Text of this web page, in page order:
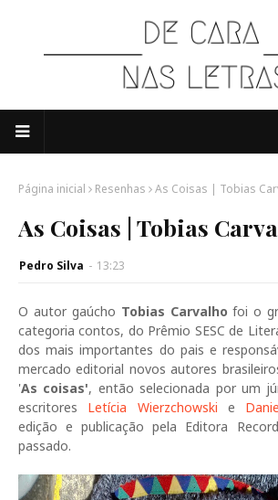
Página inicial Resenhas As Coisas | Tobias
As Coisas | Tobias
Pedro Silva - 13:23
O autor gaúcho Tobias Carvalho foi o
categoria contos, do Prêmio SESC de
dos mais importantes do pais e
mercado editorial novos autores
'As coisas', então selecionada por um
escritores Letícia Wierzchowskie
edição e publicação pela Editora
passado.